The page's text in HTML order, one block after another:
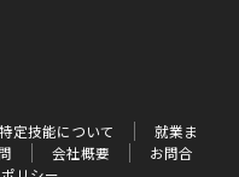
特定技能について
就業ま
会社概要
お問合